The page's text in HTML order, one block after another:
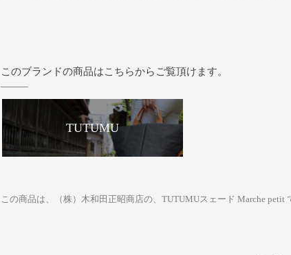
このブランドの商品はこちらからご覧頂けます。
TUTUMU
この商品は、（株）木和田正昭商店の、TUTUMUスェード Marche petit